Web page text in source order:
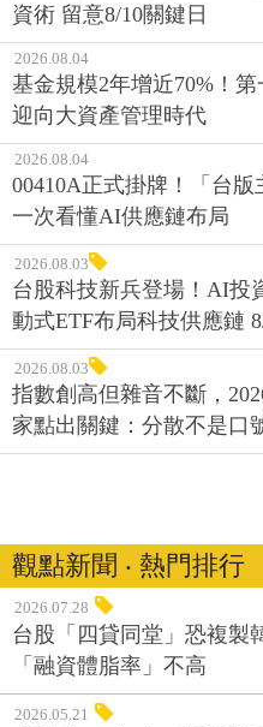
資術 留意8/10關鍵日
2026.08.04
基金規模2年增近70%！
迎向大資產管理時代
2026.08.04
00410A正式掛牌！「台版
一次看懂AI供應鏈布局
2026.08.03
台股科技新兵登場！AI投
動式ETF布局科技供應鏈
2026.08.03
指數創高但雜音不斷，
家點出關鍵：分散不是口
觀點新聞 ‧ 熱門排行
2026.07.28
台股「四貸同堂」恐複製
「融資體脂率」不高
2026.05.21